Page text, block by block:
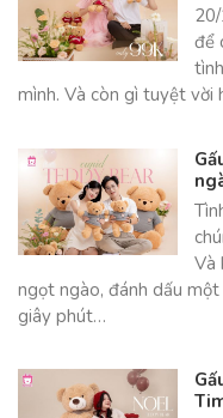
để
mình. Và còn gì tuyệt vời
Và
ngọt ngào, đánh dấu
giây phút…